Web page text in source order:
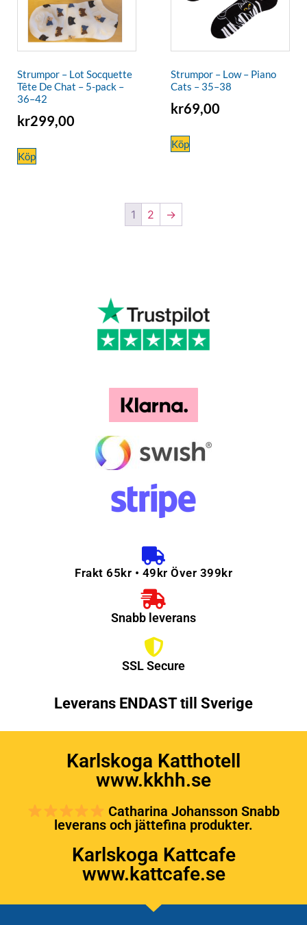
Strumpor – Lot Socquette
Tête De Chat – 5-pack –
36–42
kr299,00
Köp
Strumpor – Low – Piano
Cats – 35–38
kr69,00
Köp
1 2 →
Frakt 65kr • 49kr Över 399kr
Snabb leverans
SSL Secure
Leverans ENDAST till Sverige
Karlskoga Katthotell
www.kkhh.se
Catharina Johansson Snabb
leverans och jättefina produkter.
Karlskoga Kattcafe
www.kattcafe.se